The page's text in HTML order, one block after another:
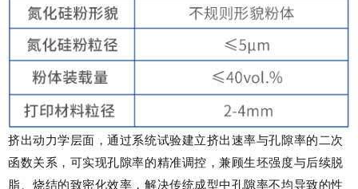
挤出动力学层面，通过系统试验建立挤出速率与孔隙率的二次
函数关系，可实现孔隙率的精准调控，兼顾生坯强度与后续脱
脂、烧结的致密化效率，解决传统成型中孔隙率不均导致的性